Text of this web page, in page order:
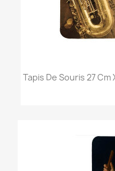
Tapis De Souris 27